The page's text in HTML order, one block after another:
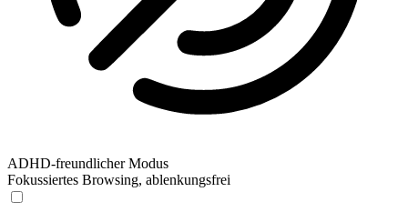
ADHD-freundlicher Modus
Fokussiertes Browsing, ablenkungsfrei